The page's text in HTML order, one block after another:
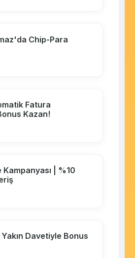
Chip-Para
Fatura
Kazan!
Kampanyası | %10
Davetiyle Bonus